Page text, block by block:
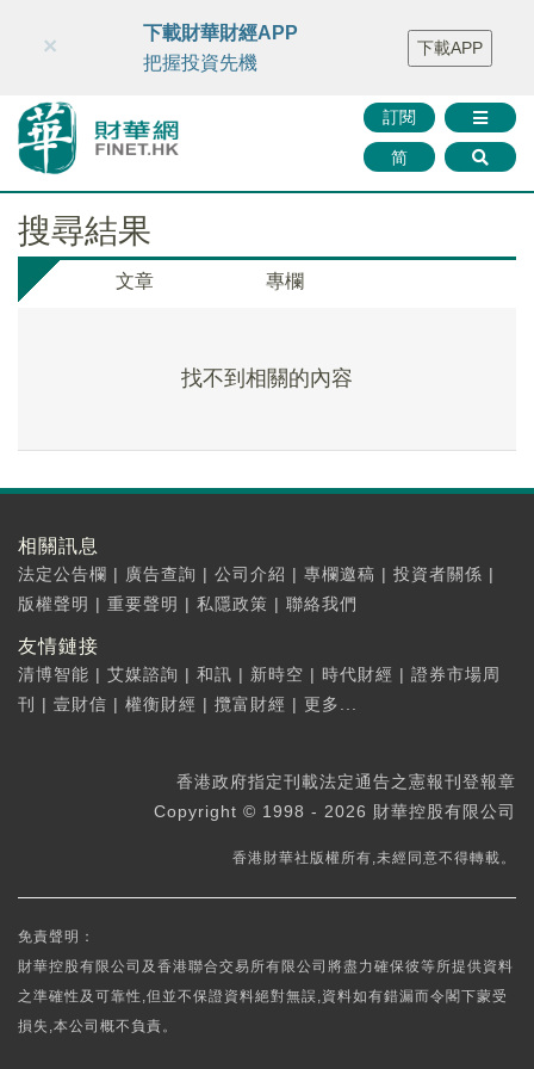
財華智庫網 FINTV FINMETA 財華證券 媒體矩陣
智庫沙龍
聯絡我們
訂閱
简
×
下載財華財經APP
把握投資先機
下載APP
搜尋結果
文章 專欄
找不到相關的內容
相關訊息
法定公告欄 | 廣告查詢 | 公司介紹 | 專欄邀稿 | 投資者關係 |
版權聲明 | 重要聲明 | 私隱政策 | 聯絡我們
友情鏈接
清博智能 | 艾媒諮詢 | 和訊 | 新時空 | 時代財經 | 證券市場周
刊
| 壹財信 | 權衡財經 | 攬富財經 | 更多...
香港政府指定刊載法定通告之憲報刊登報章
Copyright © 1998 - 2026 財華控股有限公司
香港財華社版權所有,未經同意不得轉載。
免責聲明：
財華控股有限公司及香港聯合交易所有限公司將盡力確保彼等所提供資料
之準確性及可靠性,但並不保證資料絕對無誤,資料如有錯漏而令閣下蒙受
損失,本公司概不負責。